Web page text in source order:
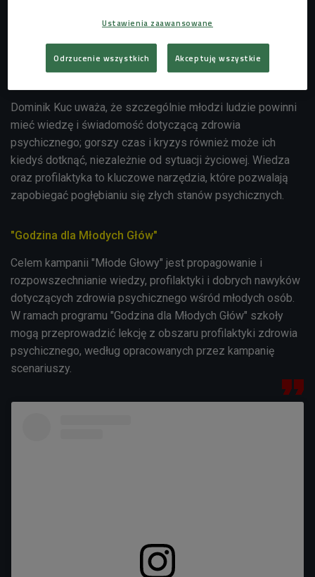
Dominik Kuc uważa, że szczególnie młodzi ludzie powinni
mieć wiedzę i świadomość dotyczącą zdrowia
psychicznego; gorszy czas i kryzys również może ich
kiedyś dotknąć, niezależnie od sytuacji życiowej. Wiedza
oraz profilaktyka to kluczowe narzędzia, które pozwalają
zapobiegać pogłębianiu się złych stanów psychicznych.
"Godzina dla Młodych Głów"
Celem kampanii "Młode Głowy" jest propagowanie i
rozpowszechnianie wiedzy, profilaktyki i dobrych nawyków
dotyczących zdrowia psychicznego wśród młodych osób.
W ramach programu "Godzina dla Młodych Głów" szkoły
mogą przeprowadzić lekcję z obszaru profilaktyki zdrowia
psychicznego, według opracowanych przez kampanię
scenariuszy.
Ustawienia zaawansowane
Odrzucenie wszystkich Akceptuję wszystkie